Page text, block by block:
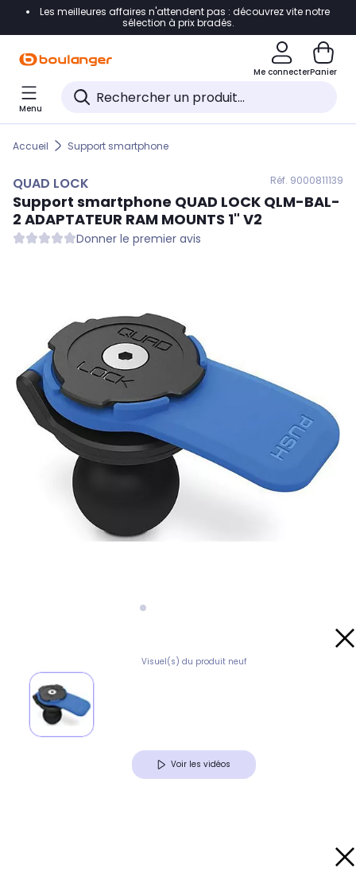
Accéder directement à la navigation
Accéder directement au pied de page
Accéder directement au chatbot
Les meilleures affaires n'attendent pas : découvrez vite notre
sélection à prix bradés.
Me connecterPanier
Menu
Accueil Support smartphone
QUAD LOCK Réf. 9000811139
Support smartphone QUAD LOCK QLM-BAL-
2 ADAPTATEUR RAM MOUNTS 1" V2
Donner le premier avis
Visuel(s) du produit neuf
Voir les vidéos